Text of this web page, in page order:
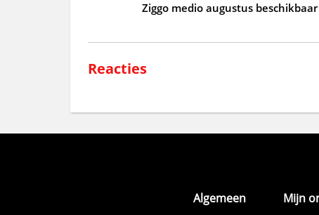
Ziggo medio augustus
Reacties
Algemeen
Mijn